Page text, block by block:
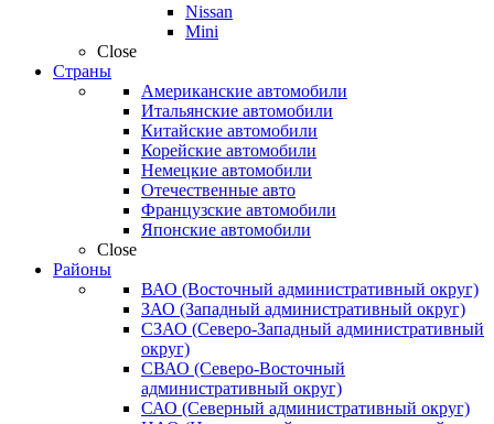
Nissan
Mini
Close
Страны
Американские автомобили
Итальянские автомобили
Китайские автомобили
Корейские автомобили
Немецкие автомобили
Отечественные авто
Французские автомобили
Японские автомобили
Close
Районы
ВАО (Восточный административный округ)
ЗАО (Западный административный округ)
СЗАО (Северо-Западный административный
округ)
СВАО (Северо-Восточный
административный округ)
САО (Северный административный округ)